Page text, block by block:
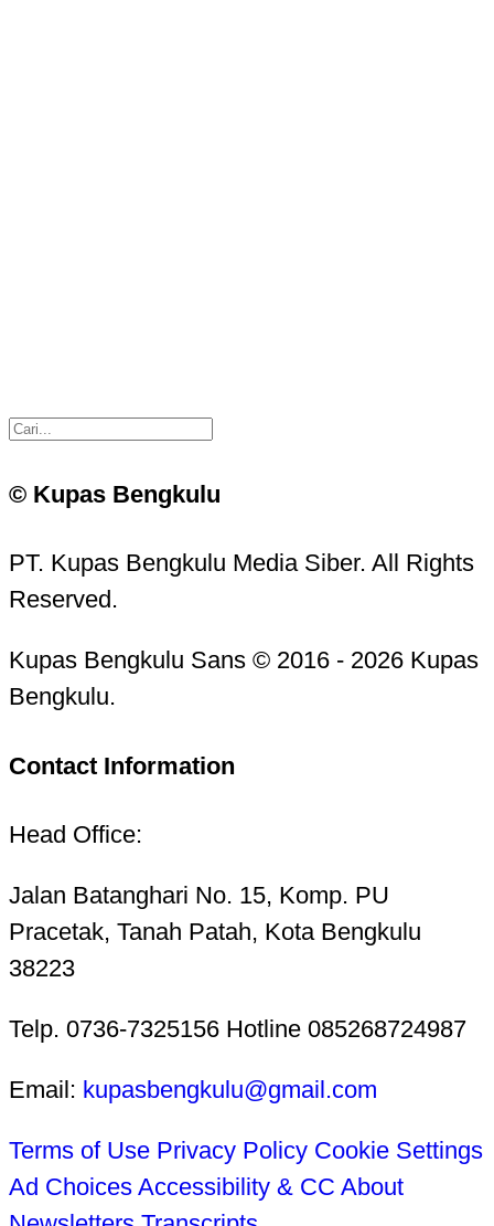
© Kupas Bengkulu
PT. Kupas Bengkulu Media Siber. All Rights
Reserved.
Kupas Bengkulu Sans © 2016 - 2026 Kupas
Bengkulu.
Contact Information
Head Office:
Jalan Batanghari No. 15, Komp. PU
Pracetak, Tanah Patah, Kota Bengkulu
38223
Telp. 0736-7325156 Hotline 085268724987
Email: kupasbengkulu@gmail.com
Terms of Use Privacy Policy Cookie Settings
Ad Choices Accessibility & CC About